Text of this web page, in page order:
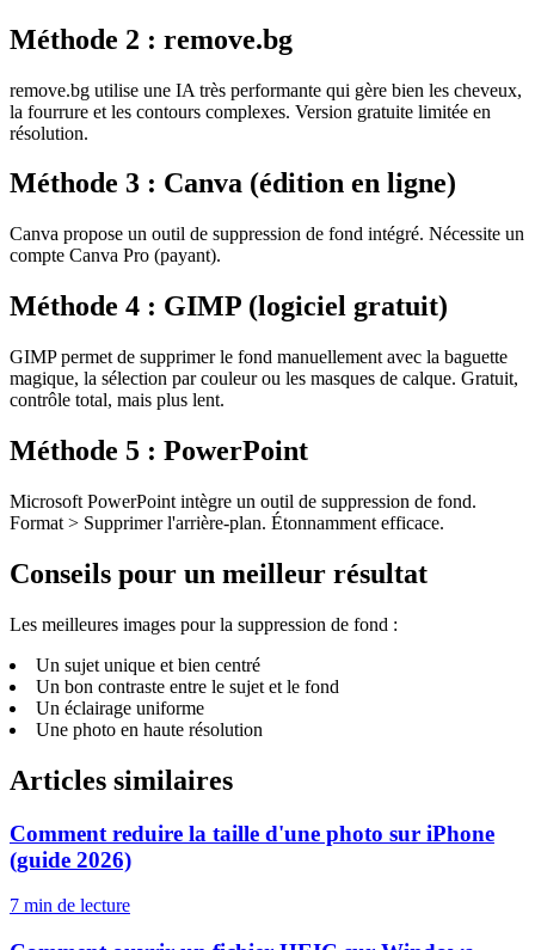
Méthode 2 : remove.bg
remove.bg utilise une IA très performante qui gère bien les cheveux,
la fourrure et les contours complexes. Version gratuite limitée en
résolution.
Méthode 3 : Canva (édition en ligne)
Canva propose un outil de suppression de fond intégré. Nécessite un
compte Canva Pro (payant).
Méthode 4 : GIMP (logiciel gratuit)
GIMP permet de supprimer le fond manuellement avec la baguette
magique, la sélection par couleur ou les masques de calque. Gratuit,
contrôle total, mais plus lent.
Méthode 5 : PowerPoint
Microsoft PowerPoint intègre un outil de suppression de fond.
Format > Supprimer l'arrière-plan. Étonnamment efficace.
Conseils pour un meilleur résultat
Les meilleures images pour la suppression de fond :
Un sujet unique et bien centré
Un bon contraste entre le sujet et le fond
Un éclairage uniforme
Une photo en haute résolution
Articles similaires
Comment reduire la taille d'une photo sur iPhone
(guide 2026)
7 min de lecture